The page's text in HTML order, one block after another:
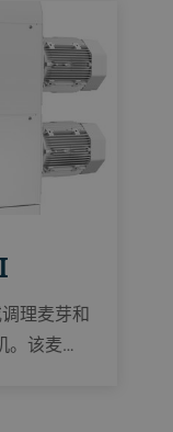
理麦芽和
该麦芽